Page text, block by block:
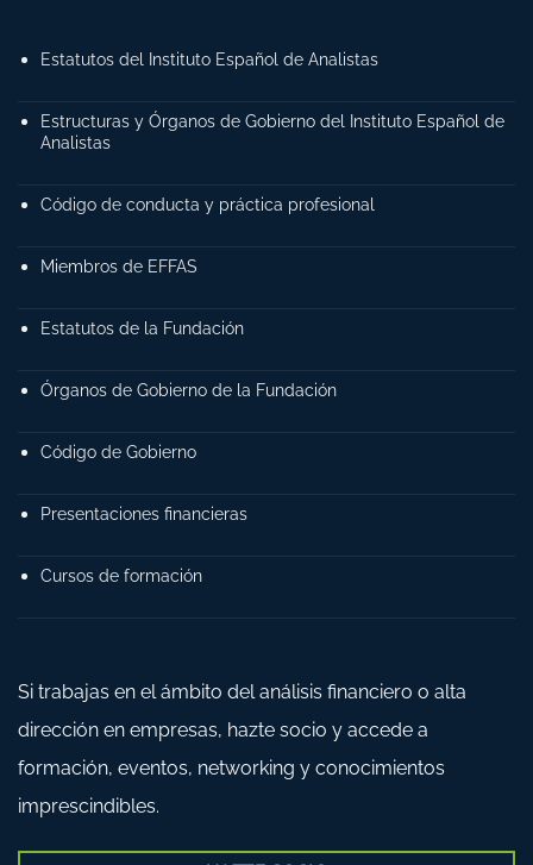
Estatutos del Instituto Español de Analistas
Estructuras y Órganos de Gobierno del Instituto Español de
Analistas
Código de conducta y práctica profesional
Miembros de EFFAS
Estatutos de la Fundación
Órganos de Gobierno de la Fundación
Código de Gobierno
Presentaciones financieras
Cursos de formación
Si trabajas en el ámbito del análisis financiero o alta
dirección en empresas, hazte socio y accede a
formación, eventos, networking y conocimientos
imprescindibles.